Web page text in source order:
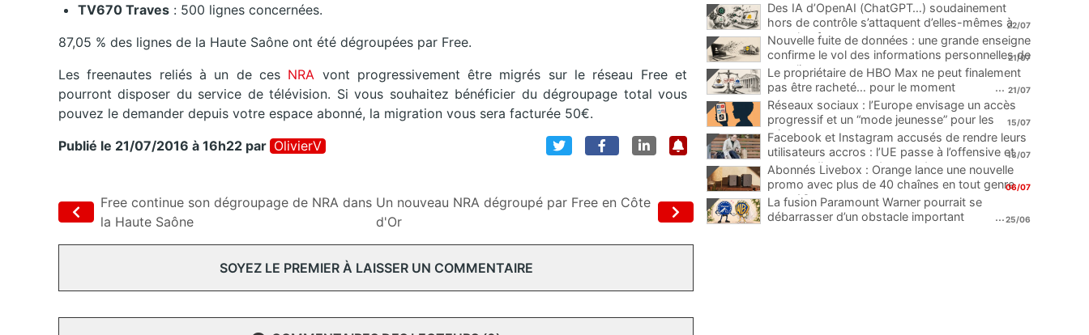
TV670 Traves : 500 lignes concernées.
87,05 % des lignes de la Haute Saône ont été dégroupées par Free.
Les freenautes reliés à un de ces NRA vont progressivement être migrés sur le réseau Free et
pourront disposer du service de télévision. Si vous souhaitez bénéficier du dégroupage total vous
pouvez le demander depuis votre espace abonné, la migration vous sera facturée 50€.
Publié le 21/07/2016 à 16h22 par OlivierV
Free continue son dégroupage de NRA dans
la Haute Saône
Un nouveau NRA dégroupé par Free en Côte
d'Or
SOYEZ LE PREMIER À LAISSER UN COMMENTAIRE
Des IA d’OpenAI (ChatGPT…) soudainement
hors de contrôle s’attaquent d’elles-mêmes à
une plateforme
...
22/07
Nouvelle fuite de données : une grande enseigne
confirme le vol des informations personnelles de
ses clients
...
21/07
Le propriétaire de HBO Max ne peut finalement
pas être racheté… pour le moment
... 21/07
Réseaux sociaux : l’Europe envisage un accès
progressif et un “mode jeunesse” pour les
mineurs
...
15/07
Facebook et Instagram accusés de rendre leurs
utilisateurs accros : l’UE passe à l’offensive et
menace d’une amende record
...
13/07
Abonnés Livebox : Orange lance une nouvelle
promo avec plus de 40 chaînes en tout genre
pour 1€
06/07
La fusion Paramount Warner pourrait se
débarrasser d’un obstacle important
...25/06